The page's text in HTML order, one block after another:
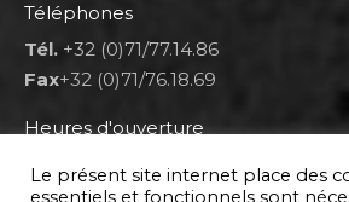
Téléphones
Tél. +32 (0)71/77.14.86
Fax+32 (0)71/76.18.69
Heures d'ouverture
Lun 8h00-12h00 et 12h30-14h30
Mar au ven 8h00-12h00 et 12h30-
Le présent site internet place des
essentiels et fonctionnels sont